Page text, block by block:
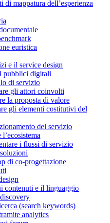
di mappatura dell’esperienza
euristica
e il service design
pubblici digitali
di servizio
gli attori coinvolti
la proposta di valore
gli elementi costitutivi del
del servizio
i flussi di servizio
di co-progettazione
contenuti e il linguaggio
(search keywords)
analytics